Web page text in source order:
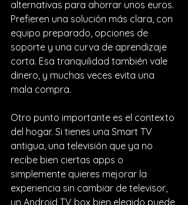
alternativas para ahorrar unos euros.
Prefieren una solución más clara, con
equipo preparado, opciones de
soporte y una curva de aprendizaje
corta. Esa tranquilidad también vale
dinero, y muchas veces evita una
mala compra.
Otro punto importante es el contexto
del hogar. Si tienes una Smart TV
antigua, una televisión que ya no
recibe bien ciertas apps o
simplemente quieres mejorar la
experiencia sin cambiar de televisor,
un Android TV box bien elegido puede